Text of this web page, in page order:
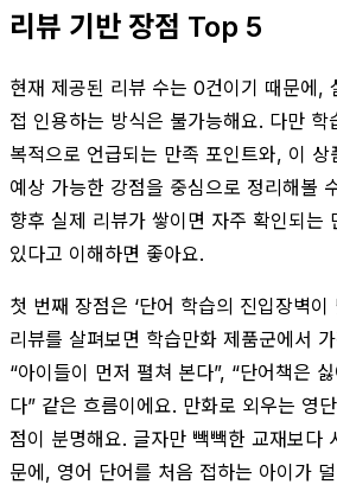
리뷰 기반 장점 Top 5
현재 제공된 리뷰 수는 0건이기 때문에,
접 인용하는 방식은 불가능해요. 다만 학
복적으로 언급되는 만족 포인트와, 이 상
예상 가능한 강점을 중심으로 정리해볼
향후 실제 리뷰가 쌓이면 자주 확인되는
있다고 이해하면 좋아요.
첫 번째 장점은 ‘단어 학습의 진입장벽이
리뷰를 살펴보면 학습만화 제품군에서
“아이들이 먼저 펼쳐 본다”, “단어책은
다” 같은 흐름이에요. 만화로 외우는 영
점이 분명해요. 글자만 빽빽한 교재보다
문에, 영어 단어를 처음 접하는 아이가